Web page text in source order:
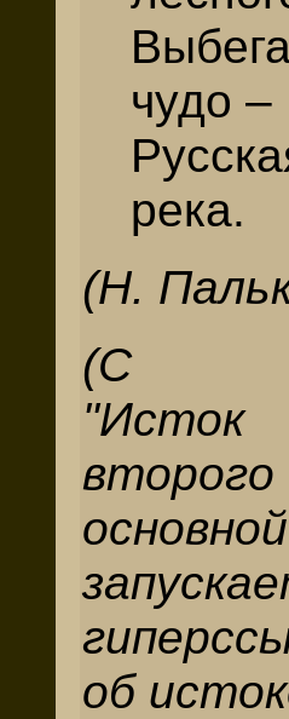
чудо –
река.
(Н.
(С
об